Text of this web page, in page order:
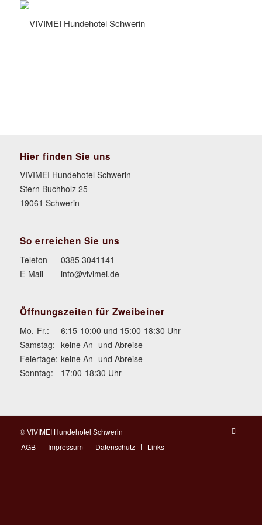
Hier finden Sie uns
VIVIMEI Hundehotel Schwerin
Stern Buchholz 25
19061 Schwerin
So erreichen Sie uns
Telefon
0385 3041141
E-Mail
info@vivimei.de
Öffnungszeiten für Zweibeiner
Mo.-Fr.:
6:15-10:00 und 15:00-18:30 Uhr
Samstag: keine An- und Abreise
Feiertage: keine An- und Abreise
Sonntag:
17:00-18:30 Uhr
© VIVIMEI Hundehotel Schwerin
AGB
Impressum Datenschutz Links